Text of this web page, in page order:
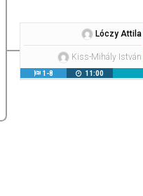
Lóczy Attila
Kiss-Mihály István
1-8 11:00